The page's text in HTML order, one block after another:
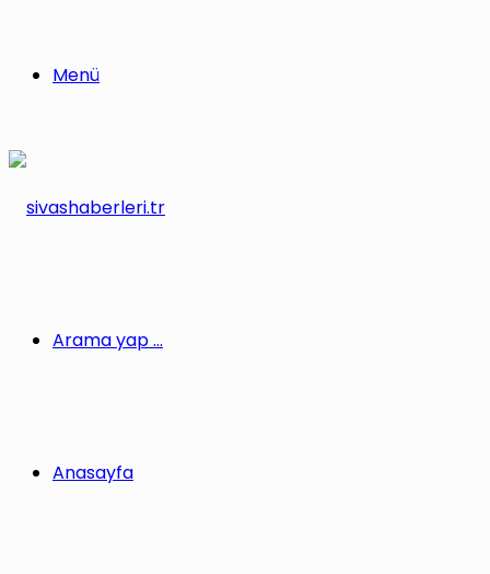
Menü
Arama yap ...
Anasayfa